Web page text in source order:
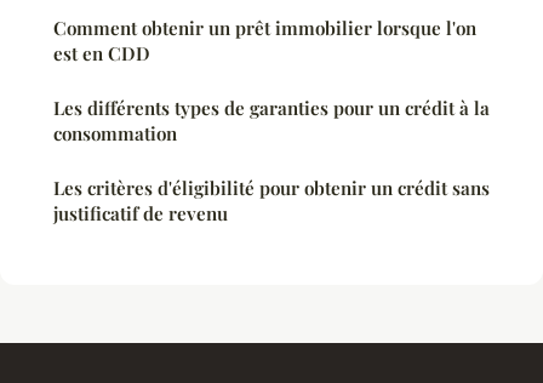
Comment obtenir un prêt immobilier lorsque l'on
est en CDD
Les différents types de garanties pour un crédit à la
consommation
Les critères d'éligibilité pour obtenir un crédit sans
justificatif de revenu